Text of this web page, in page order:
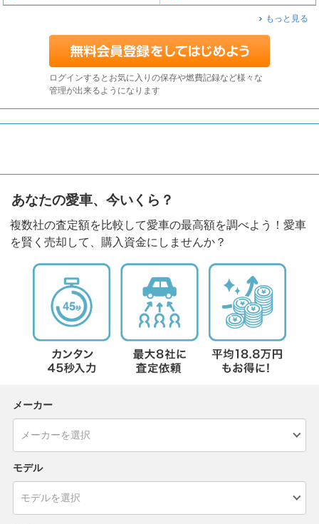
もっと見る
ログインするとお気に入りの保存や燃費記録など様々な
管理が出来るようになります
あなたの愛車、今いくら？
複数社の査定額を比較して愛車の最高額を調べよう！愛車
を賢く売却して、購入資金にしませんか？
メーカー
モデル